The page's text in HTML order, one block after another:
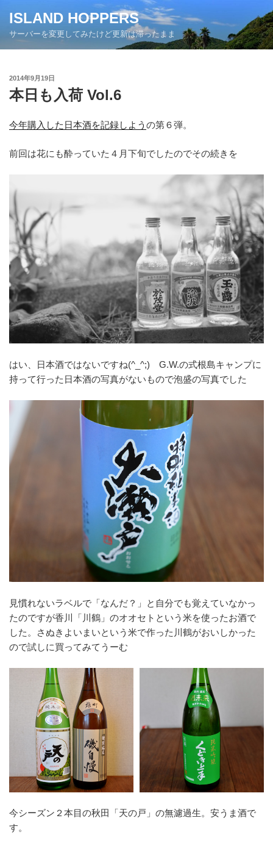
ン
ISLAND HOPPERS
サーバーを変更してみたけど更新は滞ったまま
投
日:
2014年9月19日
本日も入荷 Vol.6
今年購入した日本酒を記録しよう の第６弾。
前回は花にも酔っていた４月下旬でしたのでその続きを
はい、日本酒ではないですね(^_^;) G.W.の式根島キャンプに
持って行った日本酒の写真がないもので泡盛の写真でした
見慣れないラベルで「なんだ？」と自分でも覚えていなかっ
たのですが香川「川鶴」のオオセトという米を使ったお酒で
した。さぬきよいまいという米で作った川鶴がおいしかった
ので試しに買ってみてうーむ
今シーズン２本目の秋田「天の戸」の無濾過生。安うま酒で
す。